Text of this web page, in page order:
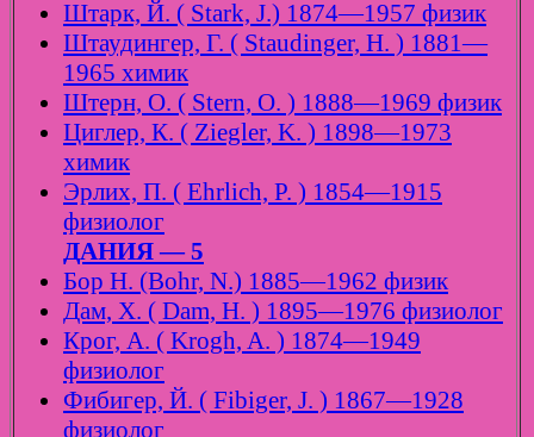
Штарк, Й. ( Stark, J.) 1874—1957 физик
Штаудингер, Г. ( Staudinger, H. ) 1881—
1965 химик
Штерн, О. ( Stern, O. ) 1888—1969 физик
Циглер, К. ( Ziegler, K. ) 1898—1973
химик
Эрлих, П. ( Ehrlich, P. ) 1854—1915
физиолог
ДАНИЯ — 5
Бор Н. (Bohr, N.) 1885—1962 физик
Дам, Х. ( Dam, H. ) 1895—1976 физиолог
Крог, А. ( Krogh, A. ) 1874—1949
физиолог
Фибигер, Й. ( Fibiger, J. ) 1867—1928
физиолог